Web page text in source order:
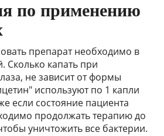
по применению
препарат необходимо в
Сколько капать при
не зависит от формы
используют по 1 капли
если состояние пациента
продолжать терапию до
уничтожить все бактерии.